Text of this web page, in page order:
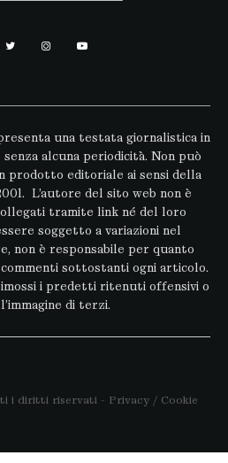
una testata giornalistica in
alcuna periodicità. Non può
prodotto editoriale ai sensi della
L’autore del sito web non è
tramite link né del loro
soggetto a variazioni nel
non è responsabile per quanto
sottostanti ogni articolo.
i predetti ritenuti offensivi o
di terzi.
i diritti riservati - Privacy / Cookie